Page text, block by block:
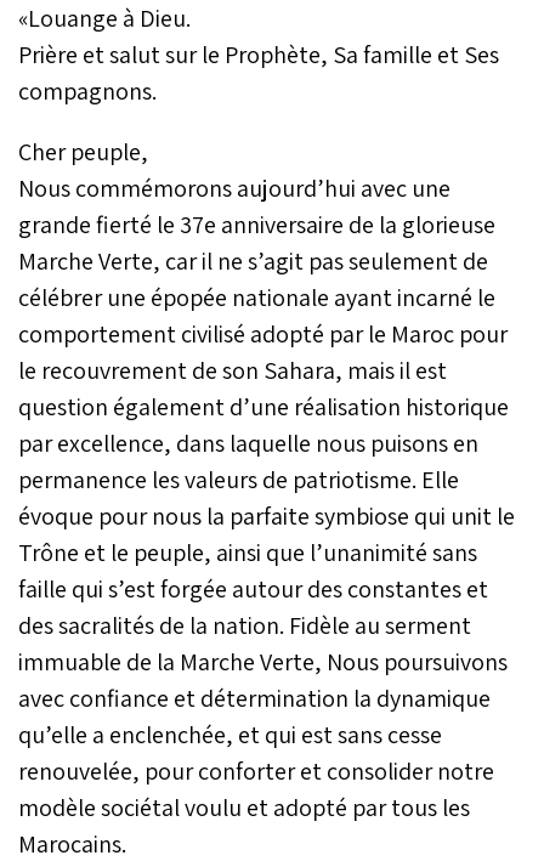
«Louange à Dieu.
Prière et salut sur le Prophète, Sa famille et Ses
compagnons.
Cher peuple,
Nous commémorons aujourd’hui avec une
grande fierté le 37e anniversaire de la glorieuse
Marche Verte, car il ne s’agit pas seulement de
célébrer une épopée nationale ayant incarné le
comportement civilisé adopté par le Maroc pour
le recouvrement de son Sahara, mais il est
question également d’une réalisation historique
par excellence, dans laquelle nous puisons en
permanence les valeurs de patriotisme. Elle
évoque pour nous la parfaite symbiose qui unit le
Trône et le peuple, ainsi que l’unanimité sans
faille qui s’est forgée autour des constantes et
des sacralités de la nation. Fidèle au serment
immuable de la Marche Verte, Nous poursuivons
avec confiance et détermination la dynamique
qu’elle a enclenchée, et qui est sans cesse
renouvelée, pour conforter et consolider notre
modèle sociétal voulu et adopté par tous les
Marocains.